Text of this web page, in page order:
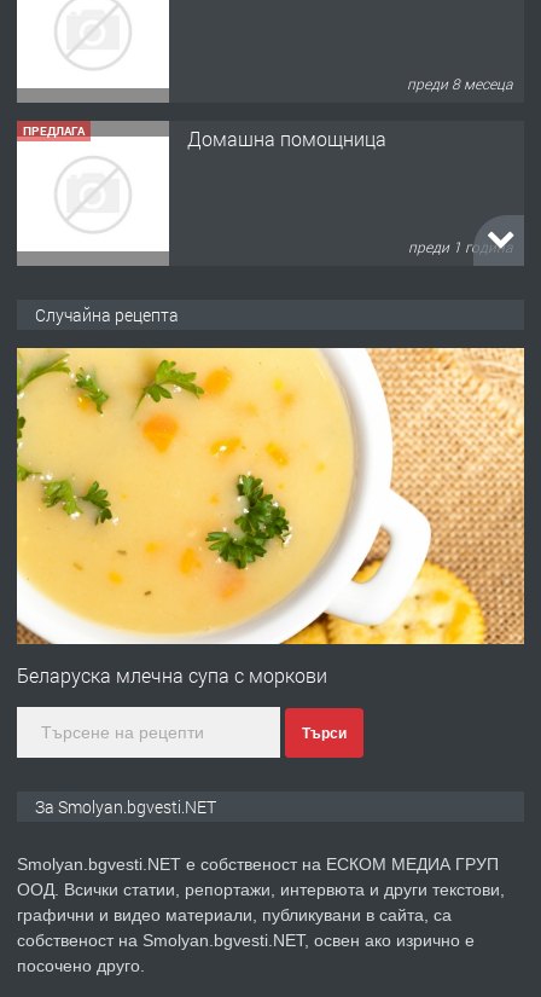
преди 8 месеца
ПРЕДЛАГА Домашна помощница
преди 1 година
преди 2 години
ПРЕДЛАГА
УДЪЛЖАВАНЕ НА ЧОВЕШКИЯТ
ЖИВОТ И ПОДОБРЯВАНЕ НА
НЕГОВОТО КАЧЕСТВО
преди 2 години
ПРЕДЛАГА Имот в Северна Гърция, до Кавала
преди 2 години
ПРЕДЛАГА КЪЩА В МАРОНЯ
Случайна рецепта
Беларуска млечна супа с моркови
Търси
За Smolyan.bgvesti.NET
Smolyan.bgvesti.NET е собственост на ЕСКОМ МЕДИА ГРУП
ООД. Всички статии, репортажи, интервюта и други текстови,
графични и видео материали, публикувани в сайта, са
собственост на Smolyan.bgvesti.NET, освен ако изрично е
посочено друго.